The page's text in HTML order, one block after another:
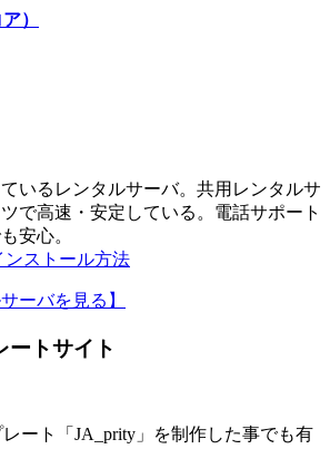
）
いるレンタルサーバ。共用レンタルサ
で高速・安定している。電話サポート
安心。
ンストール方法
ーバを見る 】
ートサイト
ート「JA_prity」を制作した事でも有